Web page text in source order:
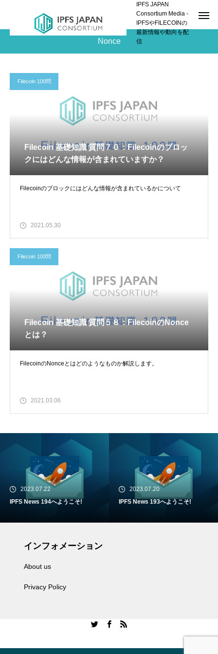
IPFS JAPAN
Consortium Media -
IPFSやFILECOINの
最新情報や動向を配
信
Nonce
Filecoin 100問
Filecoin 基礎知識 質問７０：Filecoinのブロッ
クにはどんな情報が含まれていますか？
Filecoinのブロックにはどんな情報が含まれているかについて
2021.05.30
Filecoin 100問
Filecoin 基礎知識 質問５８：FilecoinのNonce
とは？
FilecoinのNonceとはどのようなものか解説します。
2021.03.06
2023.07.22
IPFS News 194へようこそ!
2023.07.20
IPFS News 193へようこそ!
インフォメーション
About us
Privacy Policy